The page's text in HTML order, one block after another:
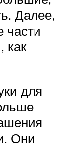
Далее,
части
как
для
Они